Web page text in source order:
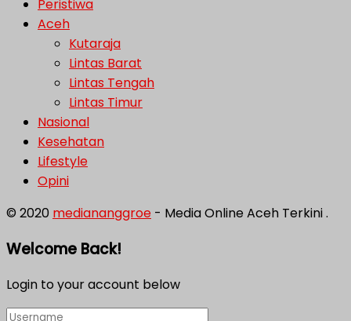
Peristiwa
Aceh
Kutaraja
Lintas Barat
Lintas Tengah
Lintas Timur
Nasional
Kesehatan
Lifestyle
Opini
© 2020 mediananggroe - Media Online Aceh Terkini .
Welcome Back!
Login to your account below